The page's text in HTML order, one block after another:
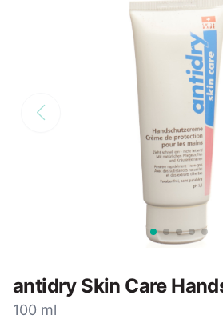
antidry Skin Care
100 ml